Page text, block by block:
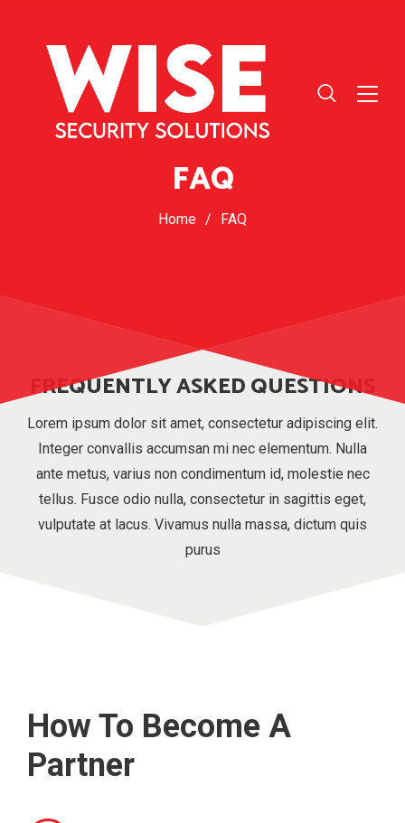
FAQ
Home / FAQ
FREQUENTLY ASKED QUESTIONS
Lorem ipsum dolor sit amet, consectetur adipiscing elit.
Integer convallis accumsan mi nec elementum. Nulla
ante metus, varius non condimentum id, molestie nec
tellus. Fusce odio nulla, consectetur in sagittis eget,
vulputate at lacus. Vivamus nulla massa, dictum quis
purus
How To Become A
Partner